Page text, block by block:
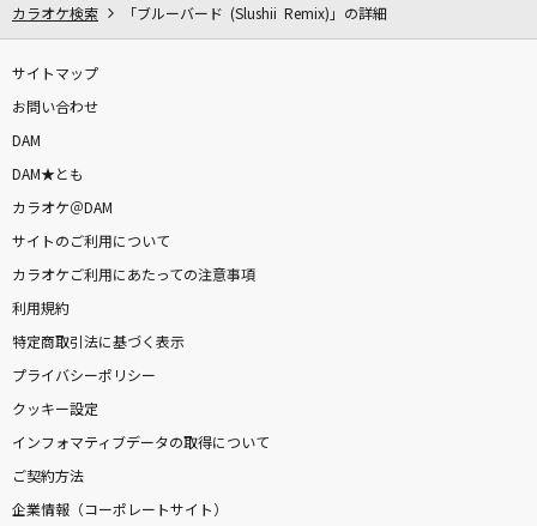
カラオケ検索 「ブルーバード (Slushii Remix)」の詳細
サイトマップ
お問い合わせ
DAM
DAM★とも
カラオケ＠DAM
サイトのご利用について
カラオケご利用にあたっての注意事項
利用規約
特定商取引法に基づく表示
プライバシーポリシー
クッキー設定
インフォマティブデータの取得について
ご契約方法
企業情報（コーポレートサイト）